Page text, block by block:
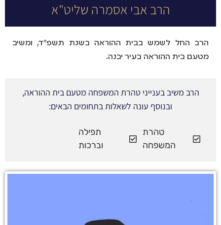
הרב אבי אסמרה שליט"א
הרב החל לשמש בבית ההוראה בשנת תשפ"ד, ומשיב
מטעם בית ההוראה בעיר יבנה.
הרב משיב בענייני טהרת המשפחה מטעם בית ההוראה,
ובנוסף עונה לשאלות בתחומים הבאים:
טהרת
המשפחה
תפילה
וברכות